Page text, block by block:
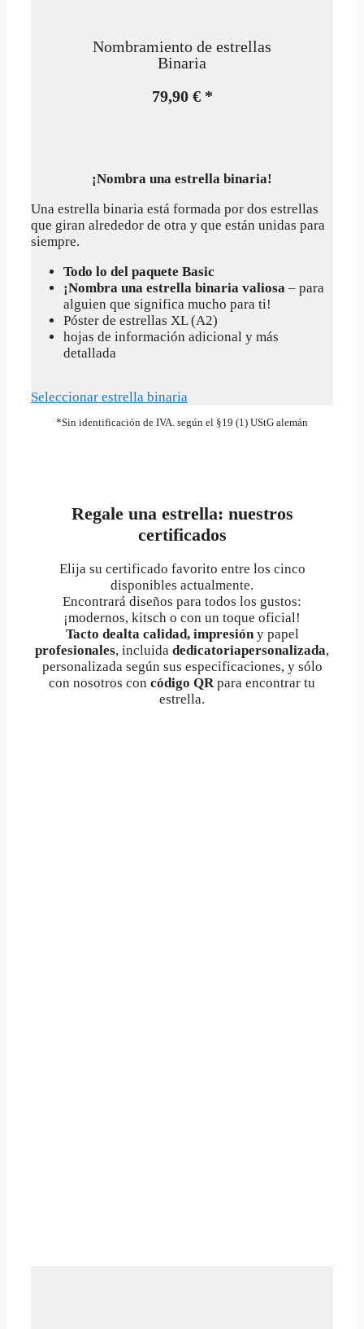
Nombramiento de estrellas
Binaria
79,90 € *
¡Nombra una estrella binaria!
Una estrella binaria está formada por dos estrellas
que giran alrededor de otra y que están unidas para
siempre.
Todo lo del paquete Basic
¡Nombra una estrella binaria valiosa – para
alguien que significa mucho para ti!
Póster de estrellas XL (A2)
hojas de información adicional y más
detallada
Seleccionar estrella binaria
*Sin identificación de IVA. según el §19 (1) UStG alemán
Regale una estrella: nuestros
certificados
Elija su certificado favorito entre los cinco
disponibles actualmente.
Encontrará diseños para todos los gustos:
¡modernos, kitsch o con un toque oficial!
Tacto dealta calidad, impresióny papel
profesionales, incluida dedicatoriapersonalizada,
personalizada según sus especificaciones, y sólo
con nosotros con código QR para encontrar tu
estrella.